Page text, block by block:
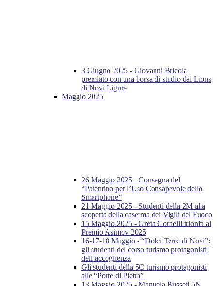
3 Giugno 2025 - Giovanni Bricola
premiato con una borsa di studio dai Lions
di Novi Ligure
Maggio 2025
26 Maggio 2025 - Consegna del
“Patentino per l’Uso Consapevole dello
Smartphone”
21 Maggio 2025 - Studenti della 2M alla
scoperta della caserma dei Vigili del Fuoco
15 Maggio 2025 - Greta Cornelli trionfa al
Premio Asimov 2025
16-17-18 Maggio - “Dolci Terre di Novi”:
gli studenti del corso turismo protagonisti
dell’accoglienza
Gli studenti della 5C turismo protagonisti
alle “Porte di Pietra”